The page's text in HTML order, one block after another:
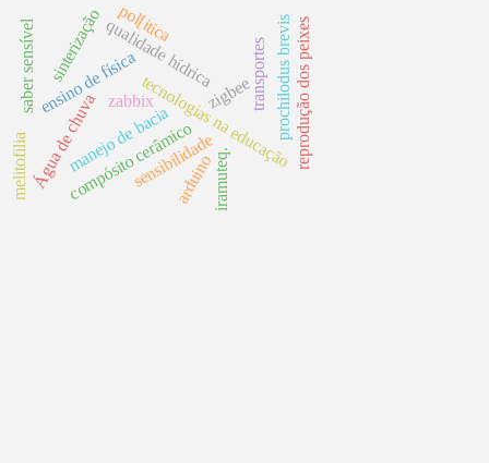
ensino de físicaqualidade hídrica
manejo de baciatecnologias na educação
compósito cerâmico
sinterização
zigbee
zabbix
pol[itica
Água de chuva reprodução dos peixes
prochilodus brevis
saber sensível
sensibilidade
transportes
iramuteq.
melitofilia arduino